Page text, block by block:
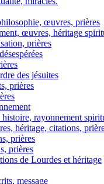
œuvres, prières
œuvres, héritage
prières
des jésuites
prières
rayonnement
héritage, citations,
prières
prières
de Lourdes et héritage
message